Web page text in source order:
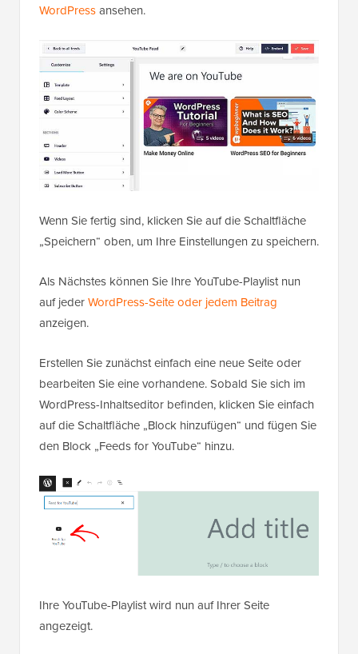
WordPressansehen.
Wenn Sie fertig sind, klicken Sie auf die Schaltfläche
„Speichern“ oben, um Ihre Einstellungen zu speichern.
Als Nächstes können Sie Ihre YouTube-Playlist nun
auf jederWordPress-Seite oder jedem Beitrag
anzeigen.
Erstellen Sie zunächst einfach eine neue Seite oder
bearbeiten Sie eine vorhandene. Sobald Sie sich im
WordPress-Inhaltseditor befinden, klicken Sie einfach
auf die Schaltfläche „Block hinzufügen“ und fügen Sie
den Block „Feeds for YouTube“ hinzu.
Ihre YouTube-Playlist wird nun auf Ihrer Seite
angezeigt.